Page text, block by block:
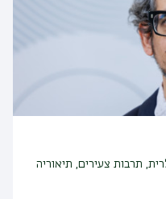
תרבות צעירים, תיאוריה